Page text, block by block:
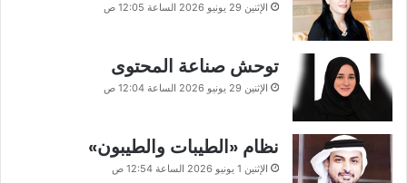
الإثنين 29 يونيو 2026 الساعة 12:05 ص
توحش صناعة المحتوى
الإثنين 29 يونيو 2026 الساعة 12:04 ص
نظام «الطيبات والطيبون»
الإثنين 1 يونيو 2026 الساعة 12:54 ص